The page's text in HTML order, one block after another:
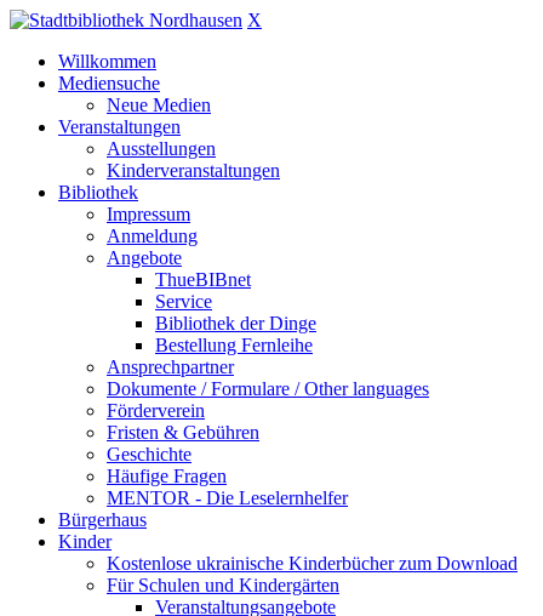
X
Willkommen
Mediensuche
Neue Medien
Veranstaltungen
Ausstellungen
Kinderveranstaltungen
Bibliothek
Impressum
Anmeldung
Angebote
ThueBIBnet
Service
Bibliothek der Dinge
Bestellung Fernleihe
Ansprechpartner
Dokumente / Formulare / Other languages
Förderverein
Fristen & Gebühren
Geschichte
Häufige Fragen
MENTOR - Die Leselernhelfer
Bürgerhaus
Kinder
Kostenlose ukrainische Kinderbücher zum Download
Für Schulen und Kindergärten
Veranstaltungsangebote